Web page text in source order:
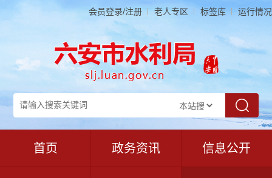
会员登录/注册 老人专区 标签库 运行情况
首页 政务资讯 信息公开